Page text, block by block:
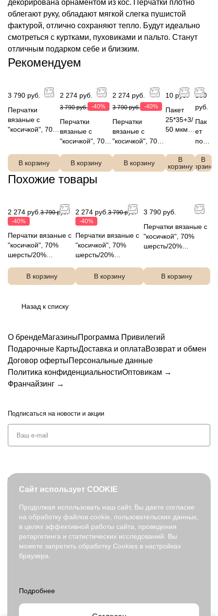
декорирована орнаментом из кос. Перчатки плотно
облегают руку, обладают мягкой слегка пушистой
фактурой, отлично сохраняют тепло. Будут идеально
смотреться с куртками, пуховиками и пальто. Станут
отличным подарком себе и близким.
Рекомендуем
3 790 руб.
Перчатки
вязаные с
"косичкой", 70%
нейлон,
FABRETTI
JFF2-3
В корзину
2 274 руб.
3 790 руб. -40%
Перчатки
вязаные с
"косичкой", 70%
ангора/10%
нейлон,
FABRETTI
В корзину
2 274 руб.
3 790 руб. -40%
Перчатки
вязаные с
"косичкой", 70%
ангора/10%
нейлон,
В корзину
10 руб.
Пакет
25*35+3/
50 мкм,
FABRET
TI
В
корзину
300
руб.
Пак
ет
под
ный
C22
В
корзину
Похожие товары
2 274 руб. 3 790 руб.
-40%
Перчатки вязаные с
"косичкой", 70%
шерсть/20%
FABRETTI JFF2-10
В корзину
2 274 руб.3 790 руб.
-40%
Перчатки вязаные с
"косичкой", 70%
шерсть/20%
FABRETTI JFF2-19
В корзину
3 790 руб.
Перчатки вязаные с
"косичкой", 70%
шерсть/20%
В корзину
Назад к списку
О брендеМагазиныПрограмма Привилегий
Подарочные КартыДоставка и оплатаВозврат и обмен
Договор офертыПерсональные данные
Политика конфиденциальностиОптовикам →
Франчайзинг →
Подписаться на новости и акции
© 2026. fabretti.ru. Все права защищены
На информационном ресурсе применяются
рекомендательные
технологии .
Все ресурсы сайта fabretti.ru, включая (но не ограничиваясь)
прав на интеллектуальную собственность, защищены российским
Сайт использует COOKIE
Продолжая использовать наш сайт, Вы даете согласие
на обработку файлов cookie, пользовательских данных,
в целях эффективной работы сайта, проведения
ретаргетинга и статистических исследований. Вы
можете запретить обработку Cookies в настройках
браузера.